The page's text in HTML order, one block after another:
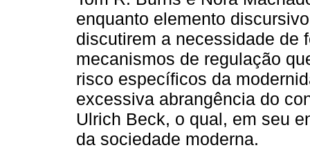
enquanto elemento
discutirem a necessidade de
mecanismos de regulação
risco específicos da
excessiva abrangência do
Ulrich Beck, o qual, em seu
da sociedade moderna.